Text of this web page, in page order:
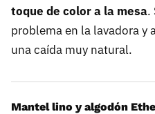
toque de color a la mesa.
problema en la lavadora y
una caída muy natural.
Mantel lino y algodón